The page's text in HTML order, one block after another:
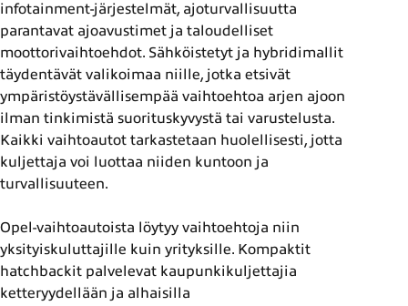
infotainment-järjestelmät, ajoturvallisuutta
parantavat ajoavustimet ja taloudelliset
moottorivaihtoehdot. Sähköistetyt ja hybridimallit
täydentävät valikoimaa niille, jotka etsivät
ympäristöystävällisempää vaihtoehtoa arjen ajoon
ilman tinkimistä suorituskyvystä tai varustelusta.
Kaikki vaihtoautot tarkastetaan huolellisesti, jotta
kuljettaja voi luottaa niiden kuntoon ja
turvallisuuteen.
Opel-vaihtoautoista löytyy vaihtoehtoja niin
yksityiskuluttajille kuin yrityksille. Kompaktit
hatchbackit palvelevat kaupunkikuljettajia
ketteryydellään ja alhaisilla